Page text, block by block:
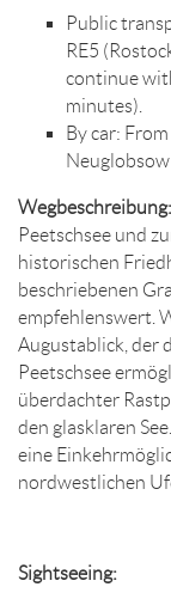
Public
RE5
continue
minutes).
By car:
Neuglobsow
Wegbeschreibung:
Peetschsee und
historischen
beschriebenen
empfehlenswert.
Augustablick, der
Peetschsee
überdachter
den glasklaren
eine
nordwestlichen
Sightseeing: